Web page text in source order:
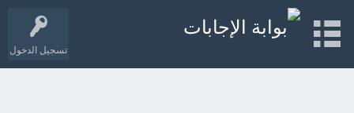
تسجيل الدخول